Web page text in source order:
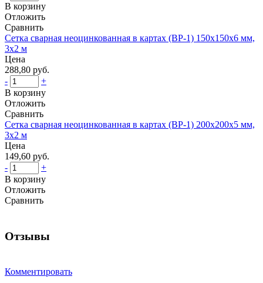
В корзину
Отложить
Сравнить
Сетка сварная неоцинкованная в картах (ВР-1) 150x150x6 мм,
3x2 м
Цена
288,80 руб.
-
+
В корзину
Отложить
Сравнить
Сетка сварная неоцинкованная в картах (ВР-1) 200x200x5 мм,
3x2 м
Цена
149,60 руб.
-
+
В корзину
Отложить
Сравнить
Отзывы
Комментировать